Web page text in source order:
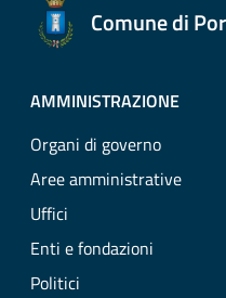
Comune di
AMMINISTRAZIONE
Organi di governo
Aree amministrative
Uffici
Enti e fondazioni
Politici